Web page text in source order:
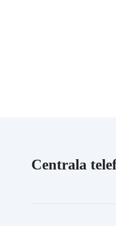
Centrala